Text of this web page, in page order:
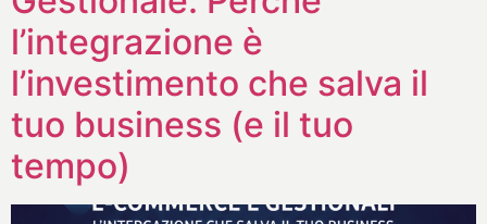
l’integrazione è
l’investimento che salva il
tuo business (e il tuo
tempo)